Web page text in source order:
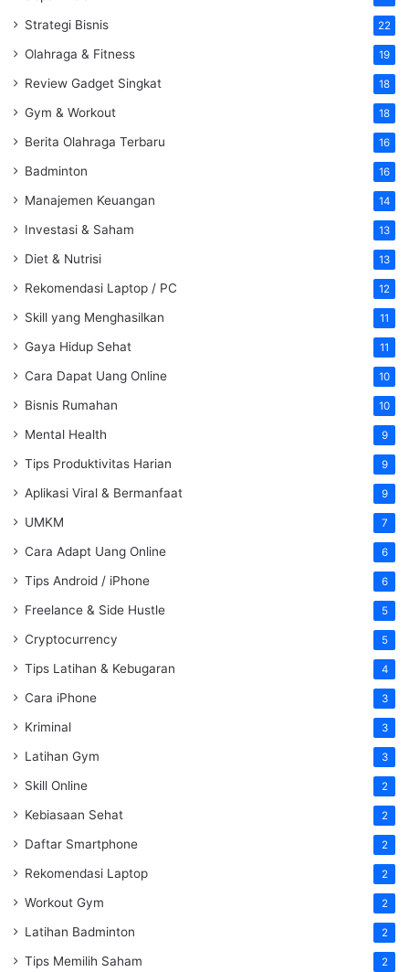
Strategi Bisnis 22
Olahraga & Fitness 19
Review Gadget Singkat 18
Gym & Workout 18
Berita Olahraga Terbaru 16
Badminton 16
Manajemen Keuangan 14
Investasi & Saham 13
Diet & Nutrisi 13
Rekomendasi Laptop / PC 12
Skill yang Menghasilkan 11
Gaya Hidup Sehat 11
Cara Dapat Uang Online 10
Bisnis Rumahan 10
Mental Health 9
Tips Produktivitas Harian 9
Aplikasi Viral & Bermanfaat 9
UMKM 7
Cara Adapt Uang Online 6
Tips Android / iPhone 6
Freelance & Side Hustle 5
Cryptocurrency 5
Tips Latihan & Kebugaran 4
Cara iPhone 3
Kriminal 3
Latihan Gym 3
Skill Online 2
Kebiasaan Sehat 2
Daftar Smartphone 2
Rekomendasi Laptop 2
Workout Gym 2
Latihan Badminton 2
Tips Memilih Saham 2